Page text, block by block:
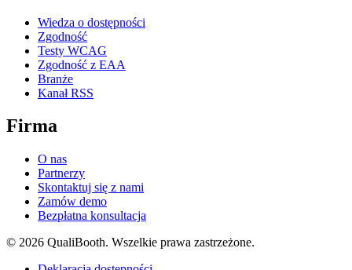
Wiedza o dostępności
Zgodność
Testy WCAG
Zgodność z EAA
Branże
Kanał RSS
Firma
O nas
Partnerzy
Skontaktuj się z nami
Zamów demo
Bezpłatna konsultacja
© 2026 QualiBooth. Wszelkie prawa zastrzeżone.